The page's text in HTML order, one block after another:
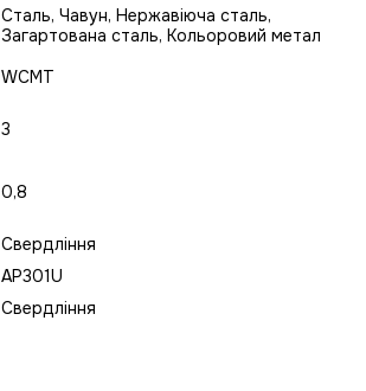
Сталь, Чавун, Нержавіюча сталь,
Загартована сталь, Кольоровий метал
WCMT
3
0,8
Свердління
AP301U
Свердління